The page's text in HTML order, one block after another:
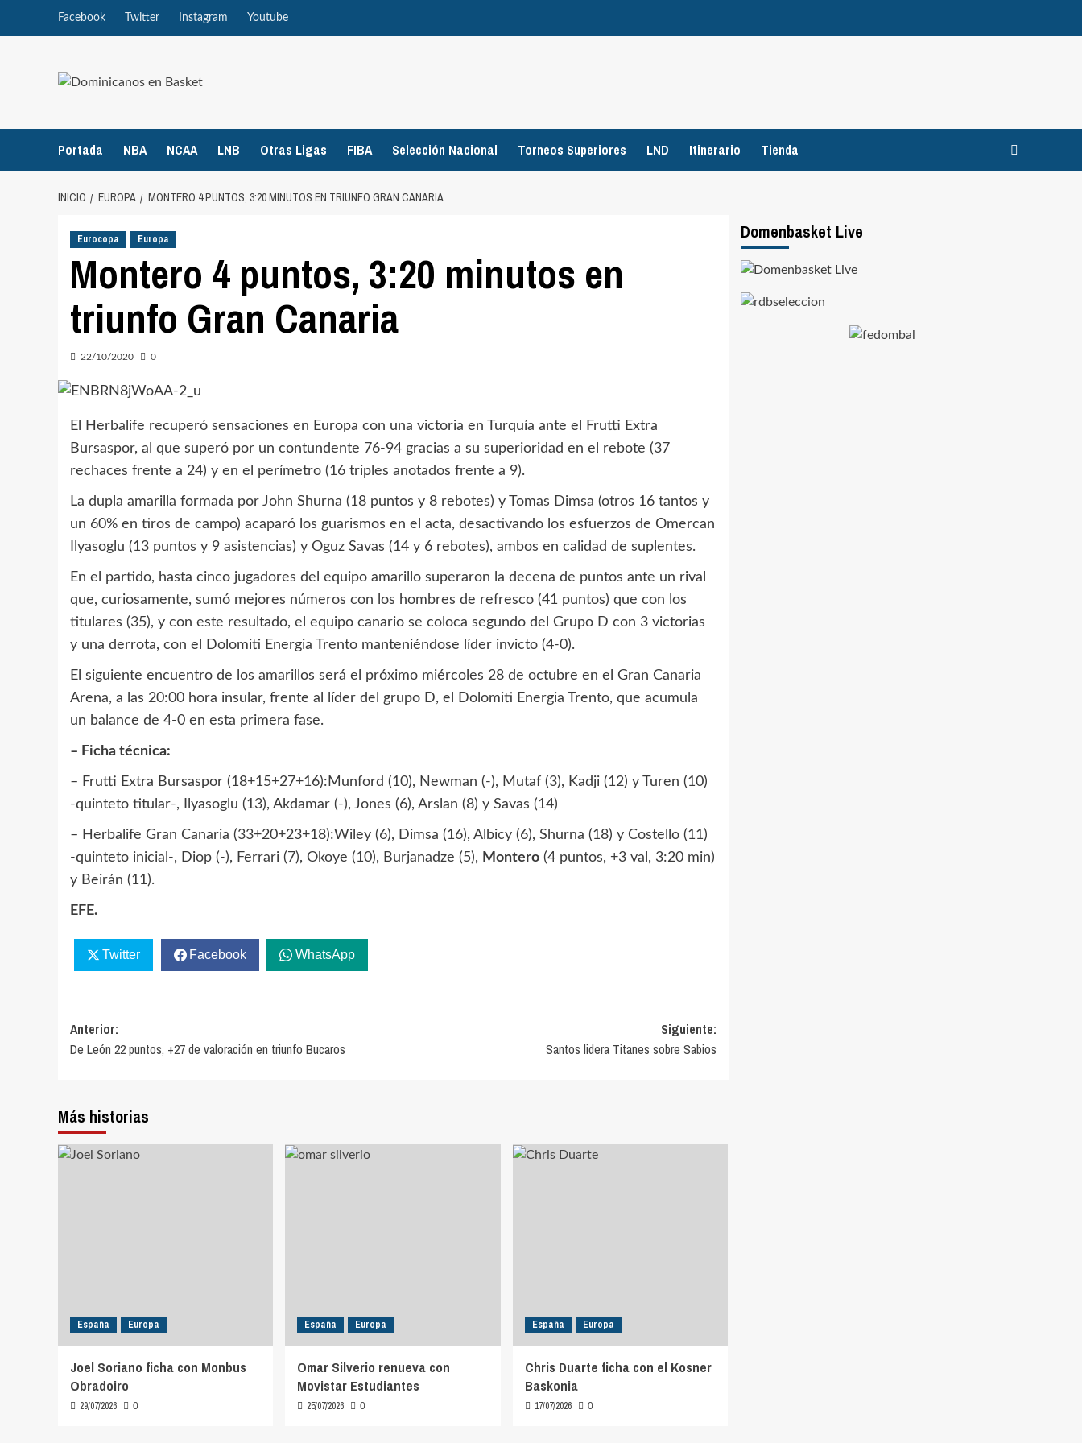
Facebook Twitter Instagram Youtube
Portada NBA NCAA LNB Otras Ligas FIBA Selección Nacional Torneos Superiores LND Itinerario Tienda
INICIO EUROPA MONTERO 4 PUNTOS, 3:20 MINUTOS EN TRIUNFO GRAN CANARIA
Eurocopa Europa
Montero 4 puntos, 3:20 minutos en
triunfo Gran Canaria
22/10/2020 0
El Herbalife recuperó sensaciones en Europa con una victoria en Turquía ante el Frutti Extra
Bursaspor, al que superó por un contundente 76-94 gracias a su superioridad en el rebote (37
rechaces frente a 24) y en el perímetro (16 triples anotados frente a 9).
La dupla amarilla formada por John Shurna (18 puntos y 8 rebotes) y Tomas Dimsa (otros 16 tantos y
un 60% en tiros de campo) acaparó los guarismos en el acta, desactivando los esfuerzos de Omercan
Ilyasoglu (13 puntos y 9 asistencias) y Oguz Savas (14 y 6 rebotes), ambos en calidad de suplentes.
En el partido, hasta cinco jugadores del equipo amarillo superaron la decena de puntos ante un rival
que, curiosamente, sumó mejores números con los hombres de refresco (41 puntos) que con los
titulares (35), y con este resultado, el equipo canario se coloca segundo del Grupo D con 3 victorias
y una derrota, con el Dolomiti Energia Trento manteniéndose líder invicto (4-0).
El siguiente encuentro de los amarillos será el próximo miércoles 28 de octubre en el Gran Canaria
Arena, a las 20:00 hora insular, frente al líder del grupo D, el Dolomiti Energia Trento, que acumula
un balance de 4-0 en esta primera fase.
– Ficha técnica:
– Frutti Extra Bursaspor (18+15+27+16):Munford (10), Newman (-), Mutaf (3), Kadji (12) y Turen (10)
-quinteto titular-, Ilyasoglu (13), Akdamar (-), Jones (6), Arslan (8) y Savas (14)
– Herbalife Gran Canaria (33+20+23+18):Wiley (6), Dimsa (16), Albicy (6), Shurna (18) y Costello (11)
-quinteto inicial-, Diop (-), Ferrari (7), Okoye (10), Burjanadze (5), Montero (4 puntos, +3 val, 3:20 min)
y Beirán (11).
EFE.
Twitter Facebook WhatsApp
Navegación
de
Anterior:
De León 22 puntos, +27 de valoración en triunfo Bucaros
Siguiente:
Santos lidera Titanes sobre Sabios
Más historias
España Europa
Joel Soriano ficha con Monbus
Obradoiro
29/07/2026 0
España Europa
Omar Silverio renueva con
Movistar Estudiantes
25/07/2026 0
España Europa
Chris Duarte ficha con el Kosner
Baskonia
17/07/2026 0
Domenbasket Live